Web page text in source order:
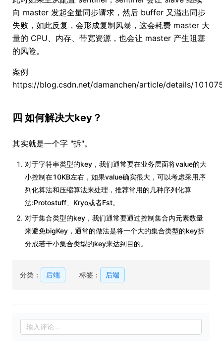
向 master 发起全量同步请求，然后 buffer 又溢出同步
失败，如此反复，会形成复制风暴，这会耗费 master 大
量的 CPU、内存、带宽资源，也会让 master 产生阻塞
的风险。
案例
https://blog.csdn.net/damanchen/article/details/
四 如何解决大key？
其实就是一个字 "拆"。
对于字符串类型的key，我们通常要在业务层面将value的大
小控制在10KB左右，如果value确实很大，可以考虑采用序
列化算法和压缩算法来处理，推荐常用的几种序列化算
法:Protostuff、Kryo或者Fst。
对于集合类型的key，我们通常要通过控制集合内元素数量
来避免bigKey，通常的做法是将一个大的集合类型的key拆
分成若干小集合类型的key来达到目的。
分类： 后端 标签： 后端